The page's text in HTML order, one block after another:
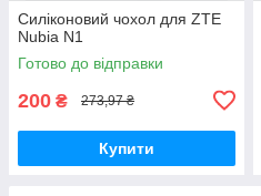
Силіконовий чохол для ZTE
Nubia N1
Готово до відправки
200 ₴ 273,97 ₴
Купити